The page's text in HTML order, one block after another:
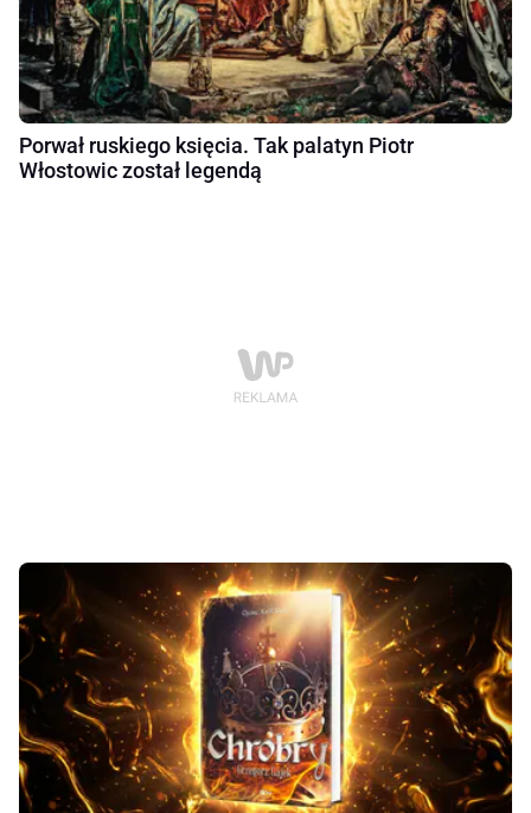
Porwał ruskiego księcia. Tak palatyn Piotr
Włostowic został legendą